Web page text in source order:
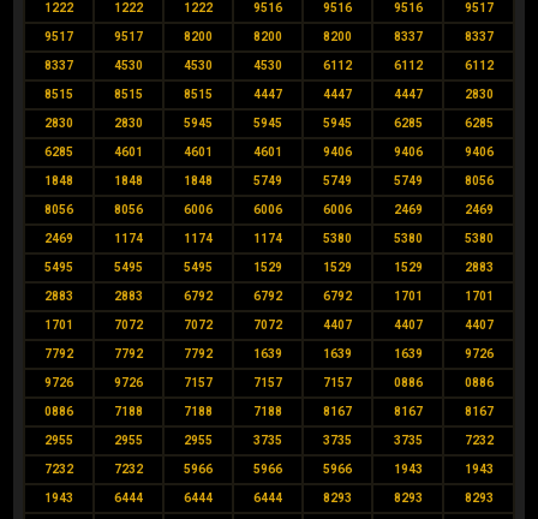
1222 1222 1222 9516 9516 9516 9517
9517 9517 8200 8200 8200 8337 8337
8337 4530 4530 4530 6112 6112 6112
8515 8515 8515 4447 4447 4447 2830
2830 2830 5945 5945 5945 6285 6285
6285 4601 4601 4601 9406 9406 9406
1848 1848 1848 5749 5749 5749 8056
8056 8056 6006 6006 6006 2469 2469
2469 1174 1174 1174 5380 5380 5380
5495 5495 5495 1529 1529 1529 2883
2883 2883 6792 6792 6792 1701 1701
1701 7072 7072 7072 4407 4407 4407
7792 7792 7792 1639 1639 1639 9726
9726 9726 7157 7157 7157 0886 0886
0886 7188 7188 7188 8167 8167 8167
2955 2955 2955 3735 3735 3735 7232
7232 7232 5966 5966 5966 1943 1943
1943 6444 6444 6444 8293 8293 8293